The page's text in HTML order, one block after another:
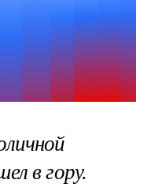
в гору.